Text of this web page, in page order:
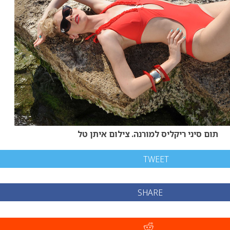
תום סיני ריקליס למורנה. צילום איתן טל
TWEET
SHARE